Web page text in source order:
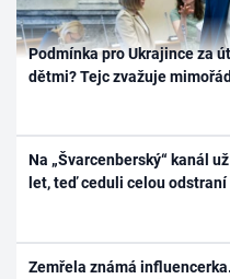
Podmínka pro Ukrajince za
dětmi? Tejc zvažuje
Na „Švarcenberský“ kanál
let, teď ceduli celou odstraní
Zemřela známá